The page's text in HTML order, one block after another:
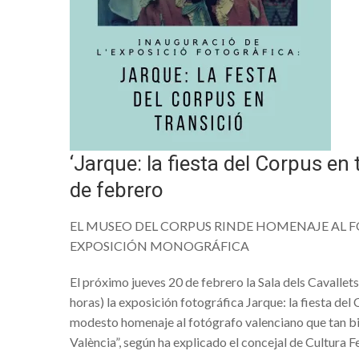
Cultura desde el sillón de tu casa
Ponte en forma con,
Acuérdate del #FestivalDelsBalcons
Cremá #Falla del Ayuntamiento.
Precipitaciones que el lunes
Información de servicio público.
IV TALLER DE FOTOGRAFIA
Encuentro de bolilleras
El tráfico en Valencia este fin de
‘Jarque: la fiesta del Corpus
de febrero
EL MUSEO DEL CORPUS RINDE HOMENAJE AL
EXPOSICIÓN MONOGRÁFICA
El próximo jueves 20 de febrero la Sala dels
horas) la exposición fotográfica Jarque: la fiesta del
modesto homenaje al fotógrafo valenciano que tan
València”, según ha explicado el concejal de Cultura